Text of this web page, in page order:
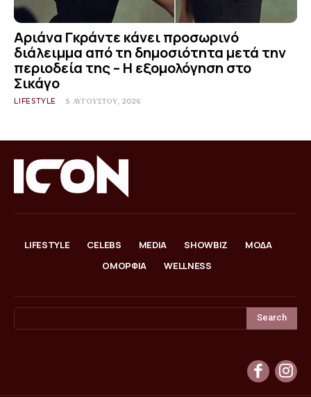
Αριάνα Γκράντε κάνει προσωρινό
διάλειμμα από τη δημοσιότητα μετά την
περιοδεία της – Η εξομολόγηση στο
Σικάγο
LIFESTYLE 5 ΑΥΓΟΎΣΤΟΥ, 2026
LIFESTYLE CELEBS MEDIA SHOWBIZ
ΜΟΔΑ
ΟΜΟΡΦΙΑ
WELLNESS
Search